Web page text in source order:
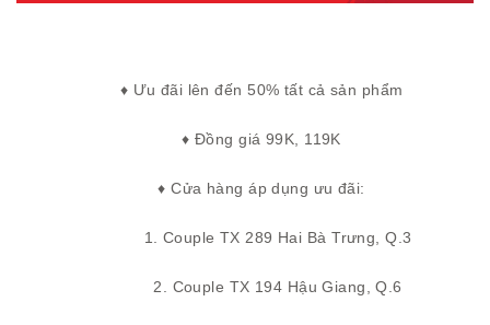
♦ Ưu đãi lên đến 50% tất cả sản phẩm
♦ Đồng giá 99K, 119K
♦ Cửa hàng áp dụng ưu đãi:
1. Couple TX 289 Hai Bà Trưng, Q.3
2. Couple TX 194 Hậu Giang, Q.6